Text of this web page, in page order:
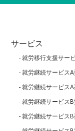
サービス
就労移行支援サー
就労継続サービス
就労継続サービス
就労継続サービス
就労継続サービス